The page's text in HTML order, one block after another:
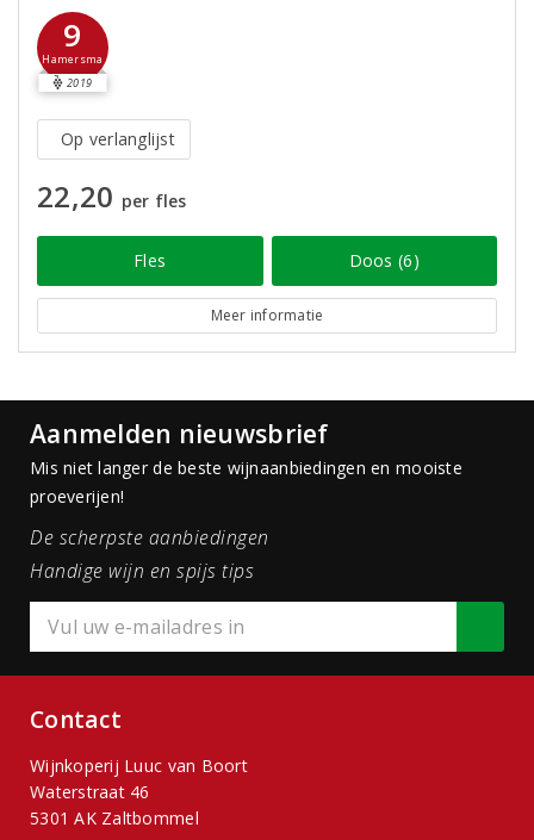
9
Hamersma
2019
Op verlanglijst
22,20 per fles
Fles Doos (6)
Meer informatie
Aanmelden nieuwsbrief
Mis niet langer de beste wijnaanbiedingen en mooiste
proeverijen!
De scherpste aanbiedingen
Handige wijn en spijs tips
Contact
Wijnkoperij Luuc van Boort
Waterstraat 46
5301 AK Zaltbommel